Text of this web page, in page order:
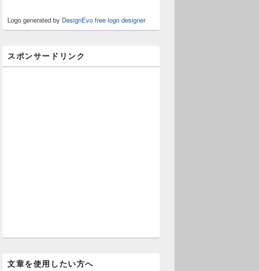
Logo generated by DesignEvo free logo designer
スポンサードリンク
文章を使用したい方へ